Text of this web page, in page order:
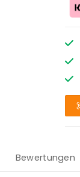
Bewertungen